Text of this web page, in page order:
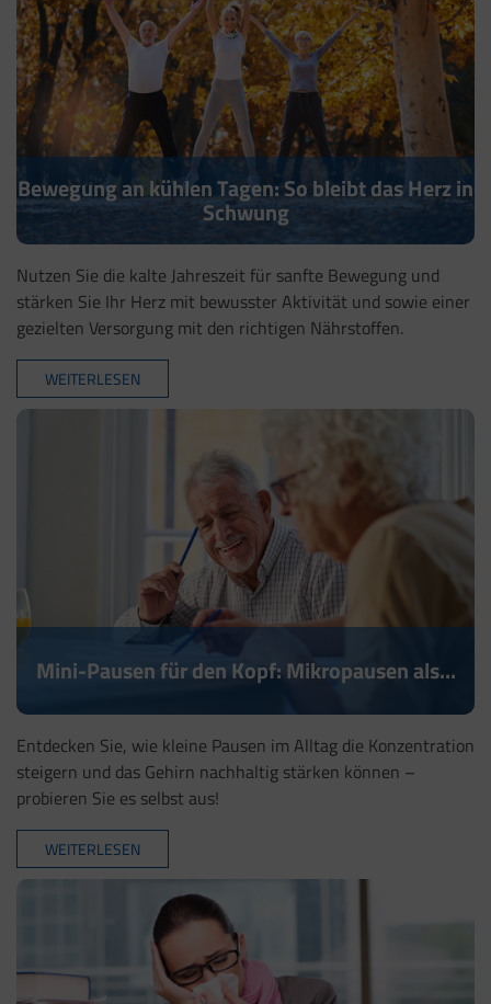
Bewegung an kühlen Tagen: So bleibt das Herz in
Schwung
Nutzen Sie die kalte Jahreszeit für sanfte Bewegung und
stärken Sie Ihr Herz mit bewusster Aktivität und sowie einer
gezielten Versorgung mit den richtigen Nährstoffen.
WEITERLESEN
Mini-Pausen für den Kopf: Mikropausen als...
Entdecken Sie, wie kleine Pausen im Alltag die Konzentration
steigern und das Gehirn nachhaltig stärken können –
probieren Sie es selbst aus!
WEITERLESEN